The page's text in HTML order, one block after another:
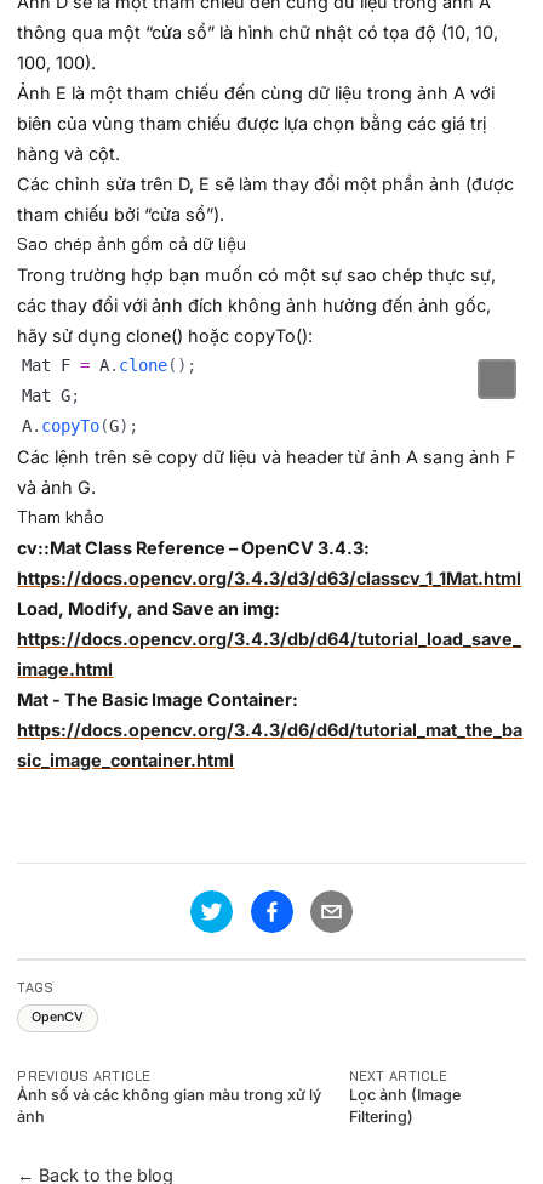
thông qua một “cửa sổ” là hình chữ nhật có tọa độ (10, 10,
100, 100).
Ảnh E là một tham chiếu đến cùng dữ liệu trong ảnh A với
biên của vùng tham chiếu được lựa chọn bằng các giá trị
hàng và cột.
Các chỉnh sửa trên D, E sẽ làm thay đổi một phần ảnh (được
tham chiếu bởi “cửa sổ”).
Sao chép ảnh gồm cả dữ liệu
Trong trường hợp bạn muốn có một sự sao chép thực sự,
các thay đổi với ảnh đích không ảnh hưởng đến ảnh gốc,
hãy sử dụng clone() hoặc copyTo():
Mat F = A. clone( ) ;
Mat G;
A. copyTo(G) ;
Các lệnh trên sẽ copy dữ liệu và header từ ảnh A sang ảnh F
và ảnh G.
Tham khảo
cv::Mat Class Reference – OpenCV 3.4.3:
https://docs.opencv.org/3.4.3/d3/d63/classcv_1_1Mat.html
Load, Modify, and Save an img:
https://docs.opencv.org/3.4.3/db/d64/tutorial_load_save_
image.html
Mat - The Basic Image Container:
https://docs.opencv.org/3.4.3/d6/d6d/tutorial_mat_the_ba
sic_image_container.html
TAGS
OpenCV
PREVIOUS ARTICLE
Ảnh số và các không gian màu trong xử lý
ảnh
NEXT ARTICLE
Lọc ảnh (Image
Filtering)
← Back to the blog